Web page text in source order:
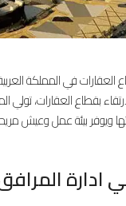
بقطاع العقارات،
ويوفر بيئة عمل وعيش
ادارة